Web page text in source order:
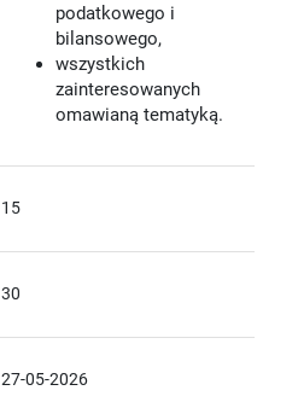
podatkowego i
bilansowego,
wszystkich
zainteresowanych
omawianą tematyką.
15
30
27-05-2026